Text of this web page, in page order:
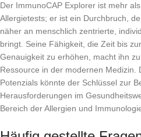
Der ImmunoCAP Explorer ist mehr
Allergietests; er ist ein Durchbruch,
näher an menschlich zentrierte,
bringt. Seine Fähigkeit, die Zeit bis
Genauigkeit zu erhöhen, macht ihn
Ressource in der modernen Medizin.
Potenzials könnte der Schlüssel zur
Herausforderungen im
Bereich der Allergien und